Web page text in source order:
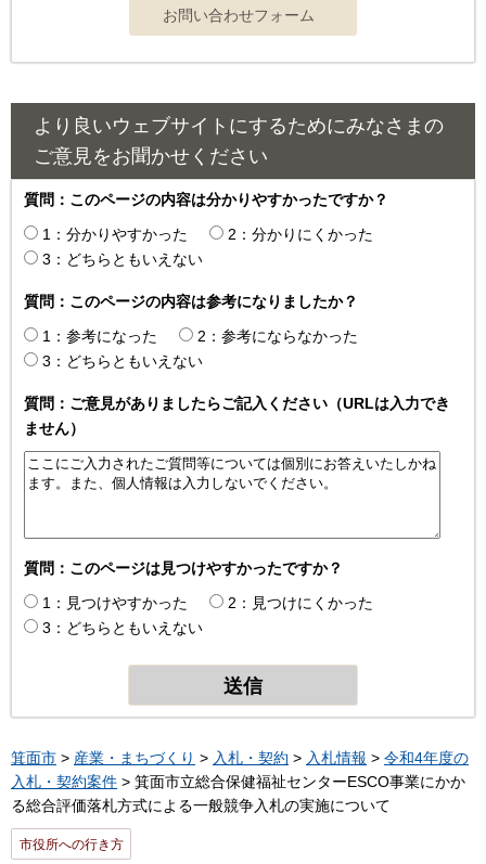
より良いウェブサイトにするためにみなさまの
ご意見をお聞かせください
質問：このページの内容は分かりやすかったですか？
1：分かりやすかった
2：分かりにくかった
3：どちらともいえない
質問：このページの内容は参考になりましたか？
1：参考になった
2：参考にならなかった
3：どちらともいえない
質問：ご意見がありましたらご記入ください（URLは入力でき
ません）
質問：このページは見つけやすかったですか？
1：見つけやすかった
2：見つけにくかった
3：どちらともいえない
箕面市 > 産業・まちづくり > 入札・契約 > 入札情報 > 令和4年度の
入札・契約案件 > 箕面市立総合保健福祉センターESCO事業にかか
る総合評価落札方式による一般競争入札の実施について
市役所への行き方